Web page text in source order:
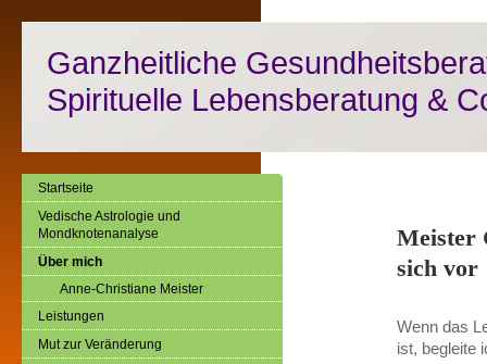
Ganzheitliche
Spirituelle Lebensberatung &
Meister
sich vor
Wenn das
ist, begleite
Startseite
Vedische Astrologie und
Mondknotenanalyse
Über mich
Anne-Christiane Meister
Leistungen
Mut zur Veränderung